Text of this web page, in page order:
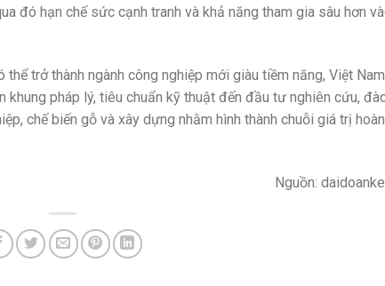
đó hạn chế sức cạnh tranh và khả năng tham gia sâu hơn
trở thành ngành công nghiệp mới giàu tiềm năng, Việt Nam
pháp lý, tiêu chuẩn kỹ thuật đến đầu tư nghiên cứu,
chế biến gỗ và xây dựng nhằm hình thành chuỗi giá trị hoàn
Nguồn: